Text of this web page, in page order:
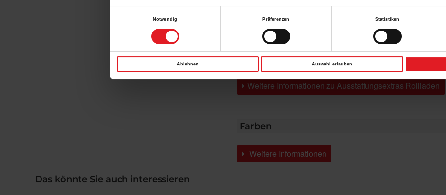
Notwendig
Präferenzen Statistiken
Ablehnen Auswahl erlauben
Brillante Extras
Revisionsblende
Geländersystem VisioNeo Sun
Weitere Informationen zu Ausstattungsextras Rollladen
Farben
Weitere Informationen
Das könnte Sie auch interessieren